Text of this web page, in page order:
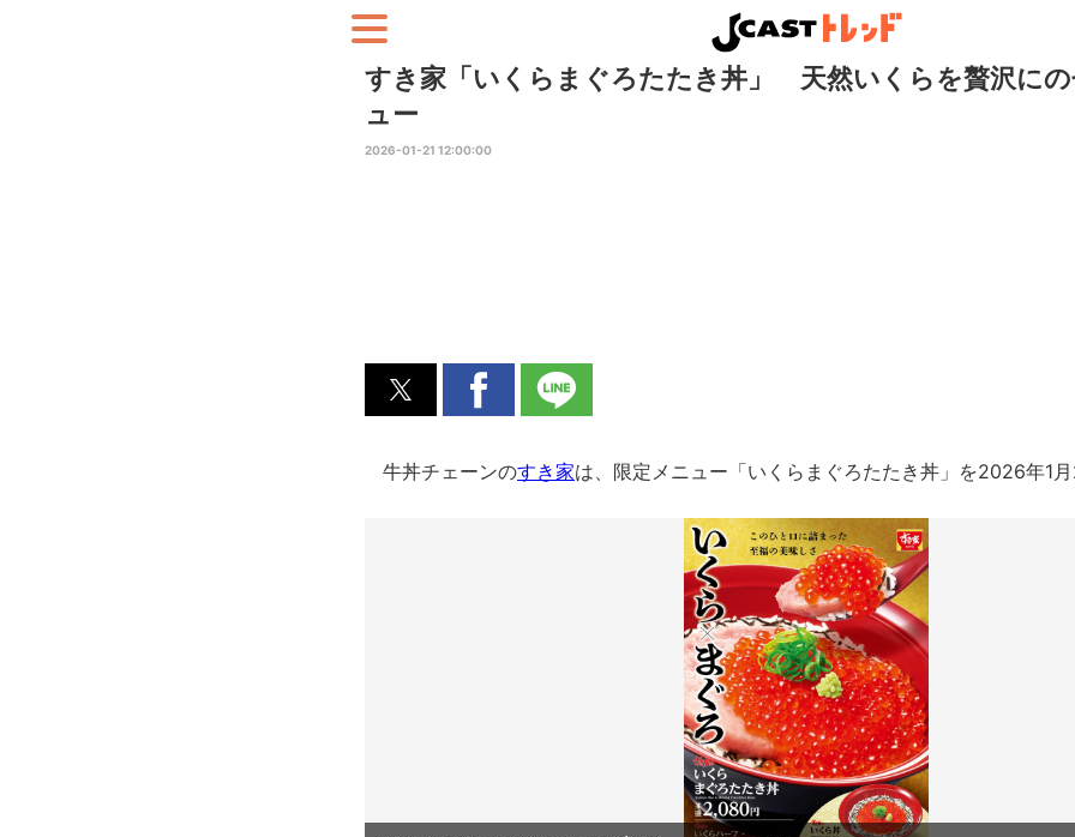
すき家「いくらまぐろたたき丼」 天然いくらを贅沢にの
ュー
2026-01-21 12:00:00
牛丼チェーンのすき家は、限定メニュー「いくらまぐろたたき丼」を2026年1月